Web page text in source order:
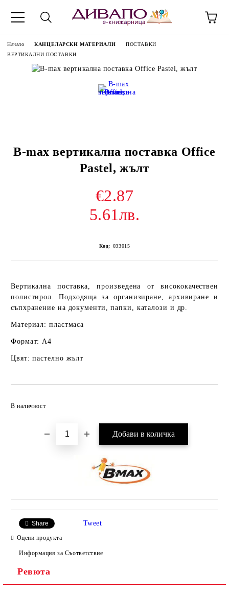
Начало КАНЦЕЛАРСКИ МАТЕРИАЛИ
ПОСТАВКИ
ВЕРТИКАЛНИ ПОСТАВКИ
B-max вертикална поставка Office
Pastel, жълт
€2.87
5.61лв.
Код: 033015
Вертикална поставка, произведена от висококачествен
полистирол. Подходяща за организиране, архивиране и
съпхранение на документи, папки, каталози и др.
Материал: пластмаса
Формат: А4
Цвят: пастелно жълт
В наличност
Share Tweet
Оцени продукта
Информация за Съответствие
Ревюта